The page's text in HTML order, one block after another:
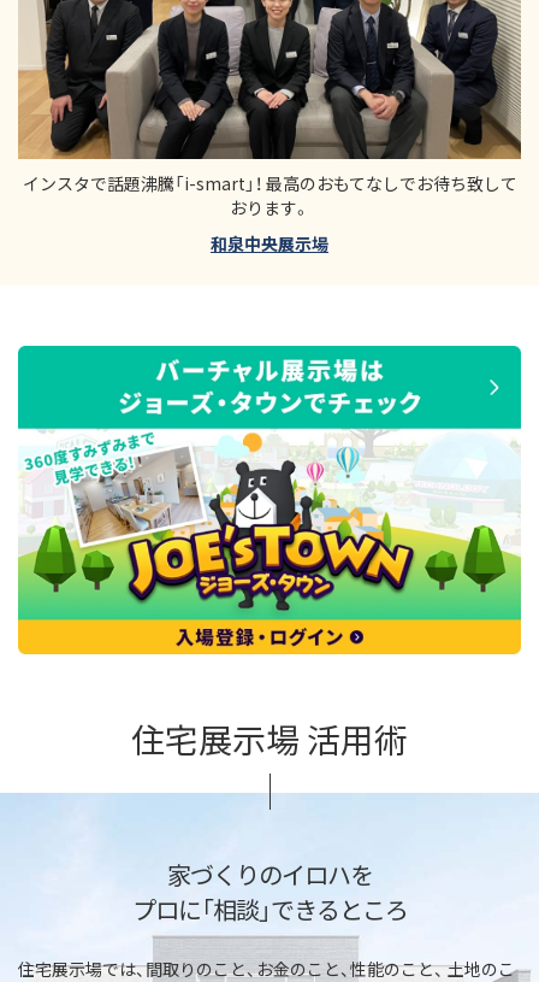
インスタで話題沸騰「i-smart」！ 最高のおもてなしでお待ち致して
おります。
和泉中央展示場
住宅展示場 活用術
家づくりのイロハを
プロに「相談」できるところ
住宅展示場では、間取りのこと、お金のこと、性能のこと、土地のこ